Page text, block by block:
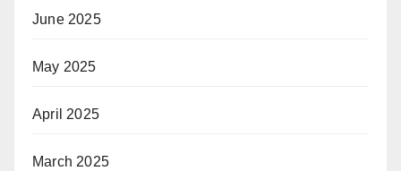
June 2025
May 2025
April 2025
March 2025